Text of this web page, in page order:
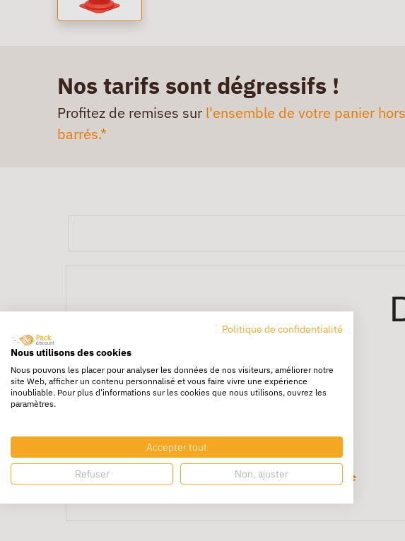
Nos tarifs sont dégressifs !
Profitez de remises sur l'ensemble de votre panier
barrés.*
Cône de signalisation routière
A usage courantFabriqués en polypropylène.
Bonne stabilité.
Résiste à l'écrasement, UV, et produits agressifs.
Empilable pour un gain de place au rangement.
Vendus par lot de 5
cônes de signalisation routière
Politique de confidentialité
Nous utilisons des cookies
Nous pouvons les placer pour analyser les données de nos visiteurs, améliorer notre
site Web, afficher un contenu personnalisé et vous faire vivre une expérience
inoubliable. Pour plus d'informations sur les cookies que nous utilisons, ouvrez les
paramètres.
Accepter tout
Refuser Non, ajuster